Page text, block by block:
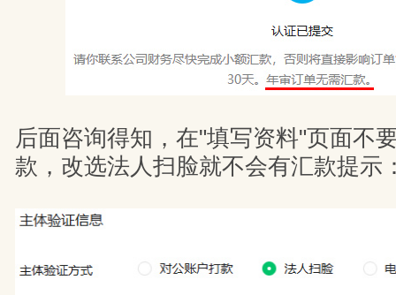
后面咨询得知，在"填写资料"页面不
款，改选法人扫脸就不会有汇款提示